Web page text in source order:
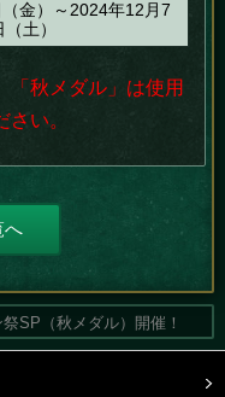
金）～2024年12月7
（土）
秋メダル」は使用
い。
へ
SP（秋メダル）開催！